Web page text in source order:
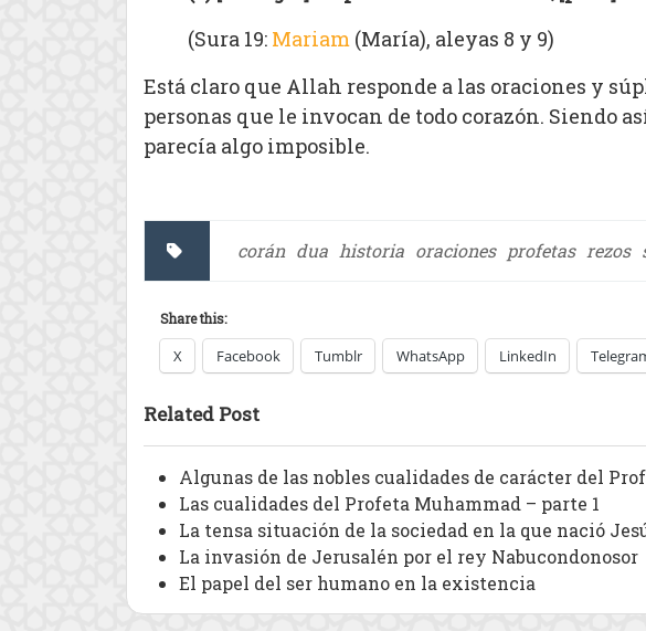
(Sura 19: Mariam (María), aleyas 8 y 9)
Está claro que Allah responde a las oraciones y
personas que le invocan de todo corazón. Siendo
parecía algo imposible.
corán dua historia oraciones profetas rezos
Share this:
X Facebook Tumblr WhatsApp LinkedIn
Related Post
Algunas de las nobles cualidades de carácter del
Las cualidades del Profeta Muhammad – parte 1
La tensa situación de la sociedad en la que nació
La invasión de Jerusalén por el rey Nabucondonosor
El papel del ser humano en la existencia